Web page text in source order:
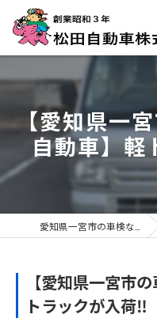
【愛知県一
自動車】
【愛知県一宮市
トラックが入荷‼️